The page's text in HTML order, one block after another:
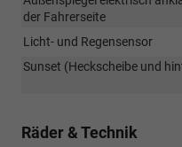
der Fahrerseite
Licht- und Regensensor
Sunset (Heckscheibe und
Räder & Technik